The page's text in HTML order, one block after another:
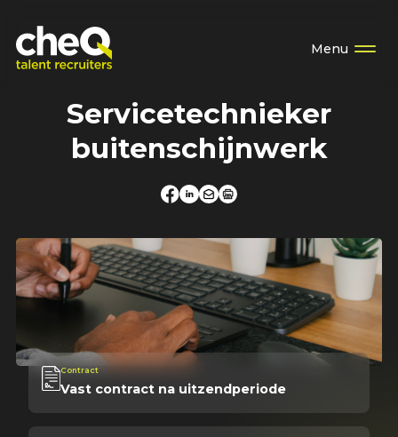
Menu
Servicetechnieker
buitenschijnwerk
Contract
Vast contract na uitzendperiode